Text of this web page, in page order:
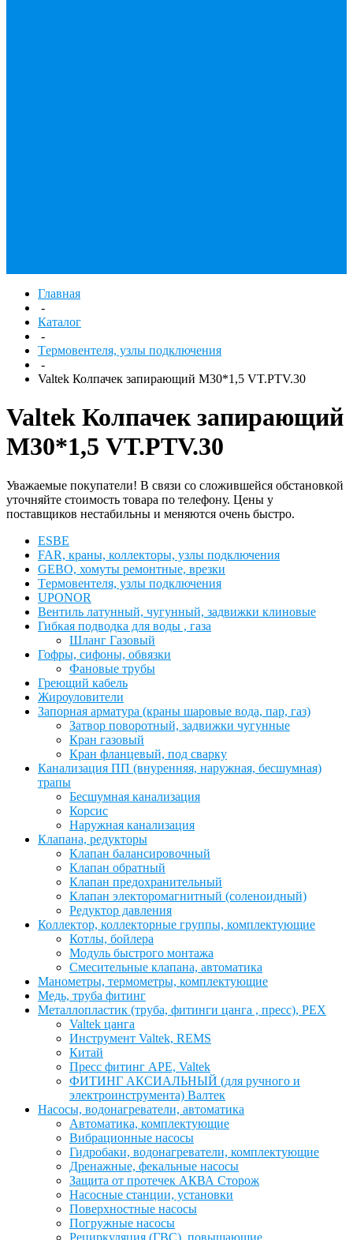
Главная
-
Каталог
-
Tермовентеля, узлы подключения
-
Valtek Колпачек запирающий М30*1,5 VT.PTV.30
Valtek Колпачек запирающий
М30*1,5 VT.PTV.30
Уважаемые покупатели! В связи со сложившейся обстановкой
уточняйте стоимость товара по телефону. Цены у
поставщиков нестабильны и меняются очень быстро.
ESBЕ
FAR, краны, коллекторы, узлы подключения
GEBO, хомуты ремонтные, врезки
Tермовентеля, узлы подключения
UPONOR
Вентиль латунный, чугунный, задвижки клиновые
Гибкая подводка для воды , газа
Шланг Газовый
Гофры, сифоны, обвязки
Фановые трубы
Греющий кабель
Жироуловители
Запорная арматура (краны шаровые вода, пар, газ)
Затвор поворотный, задвижки чугунные
Кран газовый
Кран фланцевый, под сварку
Канализация ПП (внуренняя, наружная, бесшумная)
трапы
Бесшумная канализация
Корсис
Наружная канализация
Клапана, редукторы
Клапан балансировочный
Клапан обратный
Клапан предохранительный
Клапан электоромагнитный (соленоидный)
Редуктор давления
Коллектор, коллекторные группы, комплектующие
Котлы, бойлера
Модуль быстрого монтажа
Смесительные клапана, автоматика
Манометры, термометры, комплектующие
Медь, труба фитинг
Металлопластик (труба, фитинги цанга , пресс), PEX
Valtek цанга
Инструмент Valtek, REMS
Китай
Пресс фитинг APE, Valtek
ФИТИНГ АКСИАЛЬНЫЙ (для ручного и
электроинструмента) Валтек
Насосы, водонагреватели, автоматика
Автоматика, комплектующие
Вибрационные насосы
Гидробаки, водонагреватели, комплектующие
Дренажные, фекальные насосы
Защита от протечек АКВА Сторож
Насосные станции, установки
Поверхностные насосы
Погружные насосы
Рециркуляция (ГВС), повышающие